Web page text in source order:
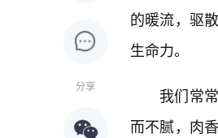
分享
的暖流，驱
生命力。
我们常
而不腻，肉